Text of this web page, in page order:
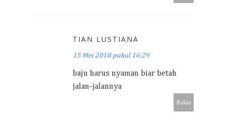
TIAN LUSTIANA
15 Mei 2018 pukul 16.29
baju harus nyaman biar betah
jalan-jalannya
Balas